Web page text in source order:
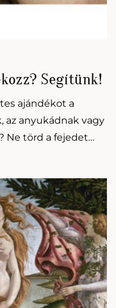
Segítünk!
ajándékot a
az anyukádnak vagy
Ne törd a fejedet